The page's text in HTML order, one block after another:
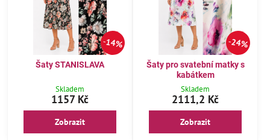
14%
Šaty STANISLAVA
Skladem
1157 Kč
Zobrazit
24%
Šaty pro svatební matky s
kabátkem
Skladem
2111,2 Kč
Zobrazit